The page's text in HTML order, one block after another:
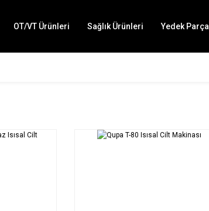
OT/VT Ürünleri Sağlık Ürünleri Yedek Parça